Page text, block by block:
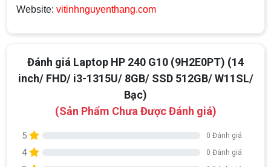
Website: vitinhnguyenthang.com
Đánh giá Laptop HP 240 G10 (9H2E0PT) (14
inch/ FHD/ i3-1315U/ 8GB/ SSD 512GB/ W11SL/
Bạc)
(Sản Phẩm Chưa Được Đánh giá)
5 0 Đánh giá
4 0 Đánh giá